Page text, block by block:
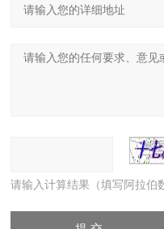
请输入计算结果（填写阿拉伯